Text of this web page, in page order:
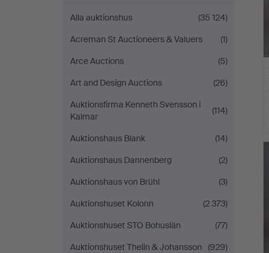
Alla auktionshus
(35 124)
Acreman St Auctioneers & Valuers
(1)
Arce Auctions
(5)
Art and Design Auctions
(26)
Auktionsfirma Kenneth Svensson i
Kalmar
(114)
Auktionshaus Blank
(14)
Auktionshaus Dannenberg
(2)
Auktionshaus von Brühl
(3)
Auktionshuset Kolonn
(2 373)
Auktionshuset STO Bohuslän
(77)
Auktionshuset Thelin & Johansson
(929)